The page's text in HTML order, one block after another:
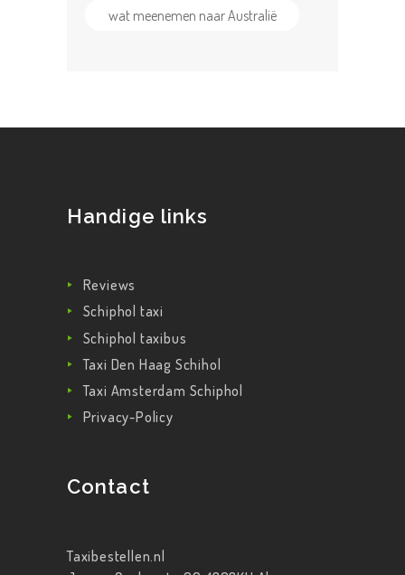
wat meenemen naar Australië
Handige links
Reviews
Schiphol taxi
Schiphol taxibus
Taxi Den Haag Schihol
Taxi Amsterdam Schiphol
Privacy-Policy
Contact
Taxibestellen.nl